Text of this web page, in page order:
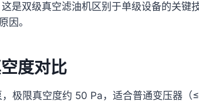
是双级真空滤油机区别于单级设备的关键
因。
度对比
，极限真空度约 50 Pa，适合普通变压器（≤